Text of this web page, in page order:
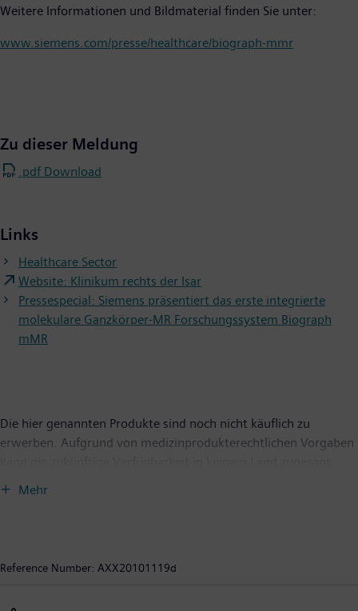
Weitere Informationen und Bildmaterial finden Sie unter:
www.siemens.com/presse/healthcare/biograph-mmr
Zu dieser Meldung
.pdf Download
Links
Healthcare Sector
Website: Klinikum rechts der Isar
Pressespecial: Siemens präsentiert das erste integrierte
molekulare Ganzkörper-MR Forschungssystem Biograph
mMR
Die hier genannten Produkte sind noch nicht käuflich zu
erwerben. Aufgrund von medizinprodukterechtlichen Vorgaben
von Siemens-Kunden in deren jeweiligen spezifischen
Mehr
Reference Number: AXX20101119d